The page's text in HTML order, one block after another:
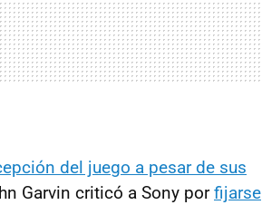
del juego a pesar de sus
Garvin criticó a Sony porfijarse